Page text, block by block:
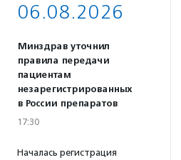
06.08.2026
Минздрав уточнил
правила передачи
пациентам
незарегистрированных
в России препаратов
17:30
Началась регистрация